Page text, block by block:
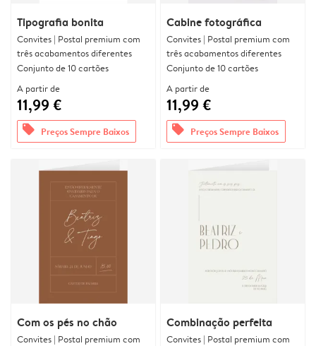
Tipografia bonita
Convites | Postal premium com
três acabamentos diferentes
Conjunto de 10 cartões
A partir de
11,99 €
offers Preços Sempre Baixos
Cabine fotográfica
Convites | Postal premium com
três acabamentos diferentes
Conjunto de 10 cartões
A partir de
11,99 €
offers Preços Sempre Baixos
Com os pés no chão
Convites | Postal premium com
Combinação perfeita
Convites | Postal premium com